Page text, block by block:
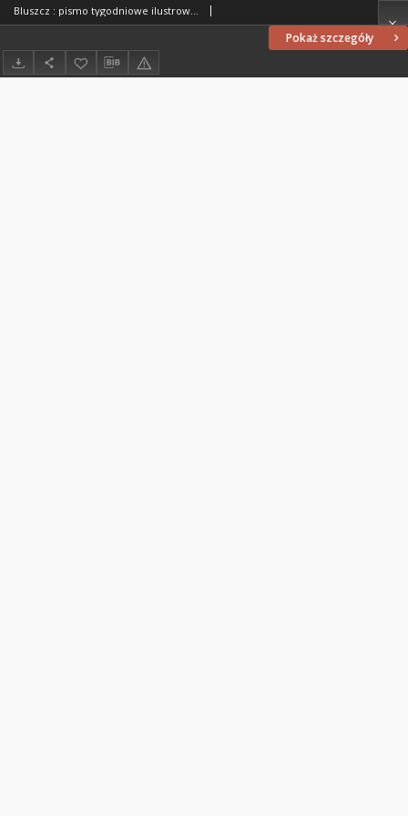
Pokaż szczegóły
Bluszcz : pismo tygodniowe ilustrowane poświęcone sprawom kobiecym, 1912 R. 48, nr 4